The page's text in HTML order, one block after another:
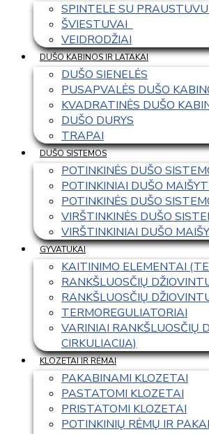
SPINTELE SU PRAUSTUVU
ŠVIESTUVAI
VEIDRODŽIAI
DUŠO KABINOS IR LATAKAI
DUŠO SIENELĖS
PUSAPVALĖS DUŠO
KVADRATINĖS DUŠO
DUŠO DURYS
TRAPAI
DUŠO SISTEMOS
POTINKINĖS DUŠO
POTINKINIAI DUŠO
POTINKINĖS DUŠO
VIRŠTINKINĖS DUŠO
VIRŠTINKINIAI DUŠO
GYVATUKAI
KAITINIMO ELEMENTAI
RANKŠLUOSČIŲ
RANKŠLUOSČIŲ
TERMOREGULIATORIAI
VARINIAI RANKŠLUOSČIŲ
CIRKULIACIJA)
KLOZETAI IR RĖMAI
PAKABINAMI KLOZETAI
PASTATOMI KLOZETAI
PRISTATOMI KLOZETAI
POTINKINIŲ RĖMŲ IR